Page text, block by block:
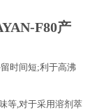
F80产
时间短;利于高沸
等 对于采用溶剂萃